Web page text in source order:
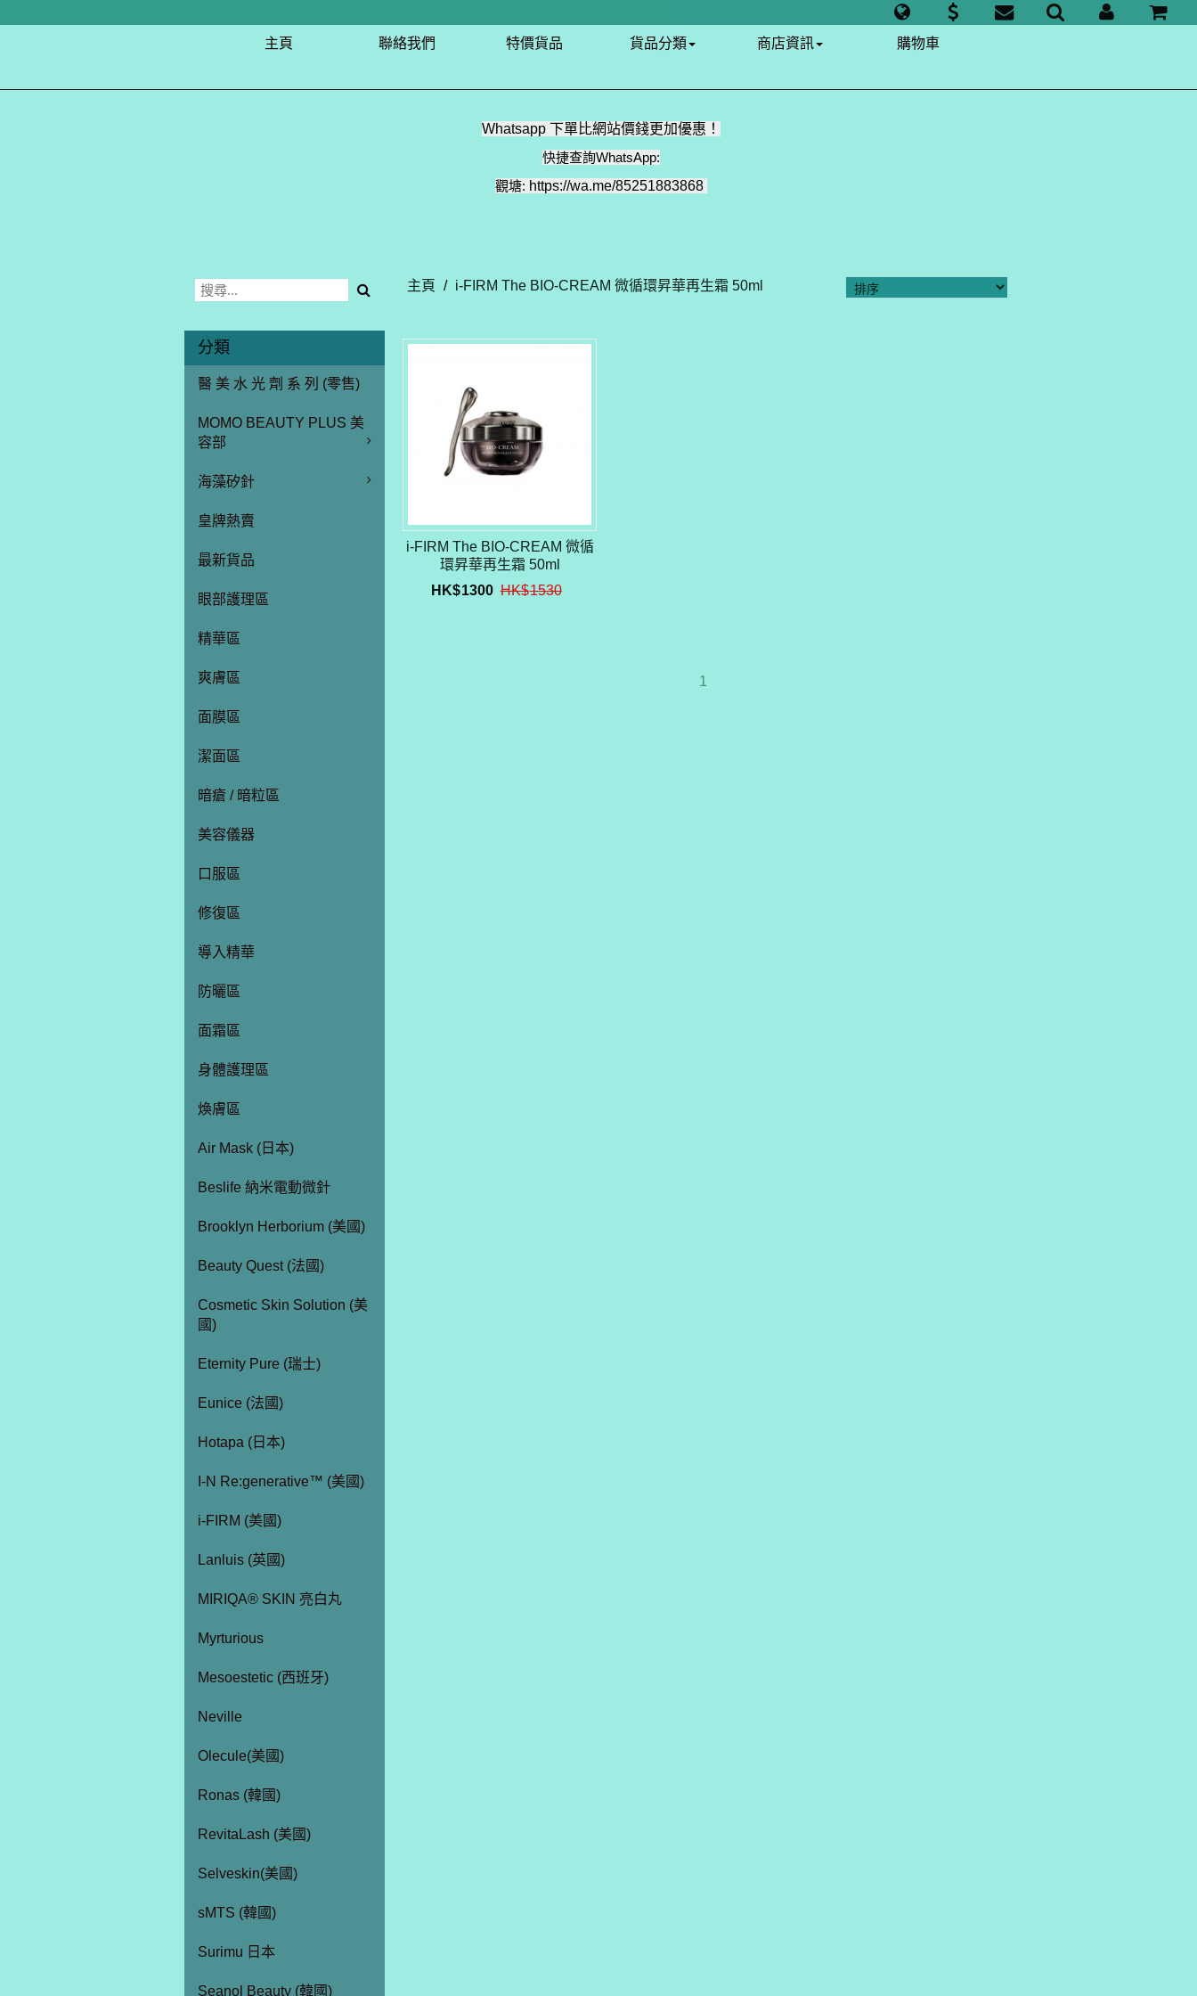
主頁 聯絡我們 特價貨品 貨品分類 商店資訊 購物車
Whatsapp 下單比網站價錢更加優惠！
快捷查詢WhatsApp:
觀塘: https://wa.me/85251883868
分類
醫 美 水 光 劑 系 列 (零售)
MOMO BEAUTY PLUS 美
容部
海藻矽針
皇牌熱賣
最新貨品
眼部護理區
精華區
爽膚區
面膜區
潔面區
暗瘡 / 暗粒區
美容儀器
口服區
修復區
導入精華
防曬區
面霜區
身體護理區
煥膚區
Air Mask (日本)
Beslife 納米電動微針
Brooklyn Herborium (美國)
Beauty Quest (法國)
Cosmetic Skin Solution (美
國)
Eternity Pure (瑞士)
Eunice (法國)
Hotapa (日本)
I-N Re:generative™ (美國)
i-FIRM (美國)
Lanluis (英國)
MIRIQA® SKIN 亮白丸
Myrturious
Mesoestetic (西班牙)
Neville
Olecule(美國)
Ronas (韓國)
RevitaLash (美國)
Selveskin(美國)
sMTS (韓國)
Surimu 日本
Seanol Beauty (韓國)
主頁 / i-FIRM The BIO-CREAM 微循環昇華再生霜 50ml
i-FIRM The BIO-CREAM 微循
環昇華再生霜 50ml
HK$1300 HK$1530
1